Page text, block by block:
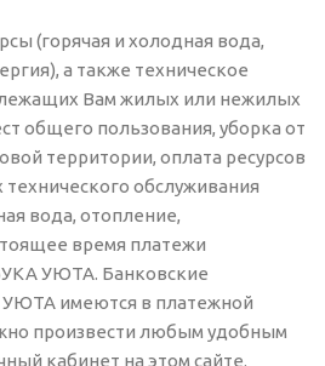
(горячая и холодная вода,
а также техническое
Вам жилых или нежилых
общего пользования, уборка от
территории, оплата ресурсов
обслуживания
вода, отопление,
время платежи
УЮТА. Банковские
имеются в платежной
произвести любым удобным
кабинет на этом сайте.